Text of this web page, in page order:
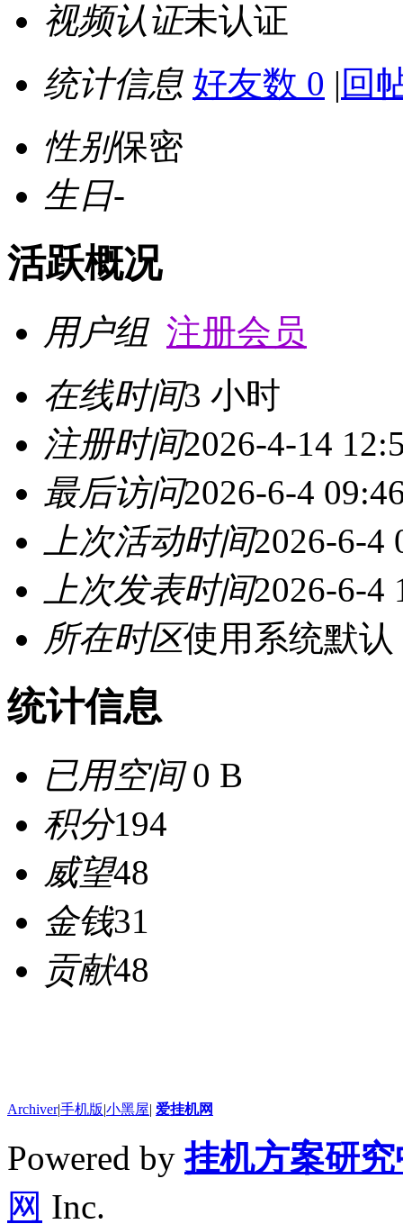
视频认证未认证
统计信息 好友数 0 | 回
性别保密
生日-
活跃概况
用户组 注册会员
在线时间3 小时
注册时间2026-4-14
最后访问2026-6-4
上次活动时间2026-6-4
上次发表时间2026-6-4
所在时区使用系统默认
统计信息
已用空间0 B
积分194
威望48
金钱31
贡献48
Archiver|手机版|小黑屋| 爱挂机网
Powered by挂机方案研
网 Inc.